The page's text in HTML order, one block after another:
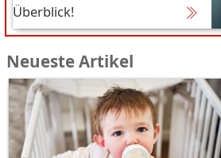
Überblick!
Neueste Artikel